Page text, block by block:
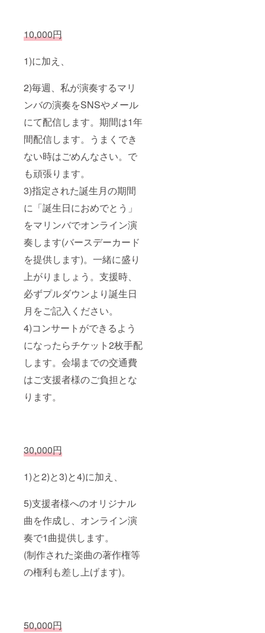
10,000円
1)に加え、
2)毎週、私が演奏するマリ
ンバの演奏をSNSやメール
にて配信します。期間は1年
間配信します。うまくでき
ない時はごめんなさい。で
も頑張ります。
3)指定された誕生月の期間
に「誕生日におめでとう」
をマリンバでオンライン演
奏します(バースデーカード
を提供します)。一緒に盛り
上がりましょう。支援時、
必ずプルダウンより誕生日
月をご記入ください。
4)コンサートができるよう
になったらチケット2枚手配
します。会場までの交通費
はご支援者様のご負担とな
ります。
30,000円
1)と2)と3)と4)に加え、
5)支援者様へのオリジナル
曲を作成し、オンライン演
奏で1曲提供します。
(制作された楽曲の著作権等
の権利も差し上げます)。
50,000円